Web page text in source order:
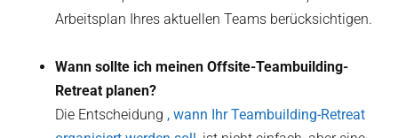
Arbeitsplan Ihres aktuellen Teams berücksichtigen.
Wann sollte ich meinen Offsite-Teambuilding-
Retreat planen?
Die Entscheidung , wann Ihr Teambuilding-Retreat